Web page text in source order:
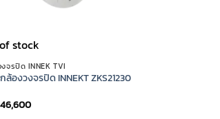
stock
จรปิด INNEK TVI
ล้องวงจรปิด INNEKT ZKS21230
46,600